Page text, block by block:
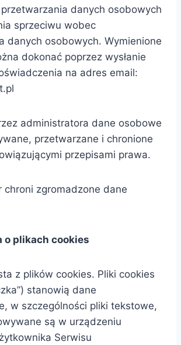
danych osobowych
sprzeciwu wobec
danych osobowych. Wymienione
dokonać poprzez wysłanie
na adres email:
administratora dane osobowe
przetwarzane i chronione
przepisami prawa.
chroni zgromadzone dane
o plikach cookies
z plików cookies. Pliki cookies
stanowią dane
w szczególności pliki tekstowe,
są w urządzeniu
Serwisu